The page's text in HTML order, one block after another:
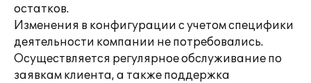
остатков.
Изменения в конфигурации с учетом специфики
деятельности компании не потребовались.
Осуществляется регулярное обслуживание по
заявкам клиента, а также поддержка